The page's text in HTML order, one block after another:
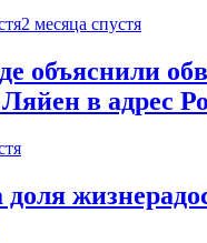
2 месяца спустя
объяснили
в адрес
доля